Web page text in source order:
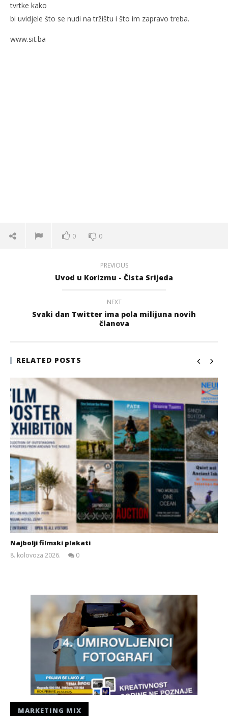
tvrtke kako
bi uvidjele što se nudi na tržištu i što im zapravo treba.
www.sit.ba
0 0
PREVIOUS
Uvod u Korizmu - Čista Srijeda
NEXT
Svaki dan Twitter ima pola milijuna novih
članova
RELATED POSTS
Najbolji filmski plakati
8. kolovoza 2026.
0
MARKETING MIX